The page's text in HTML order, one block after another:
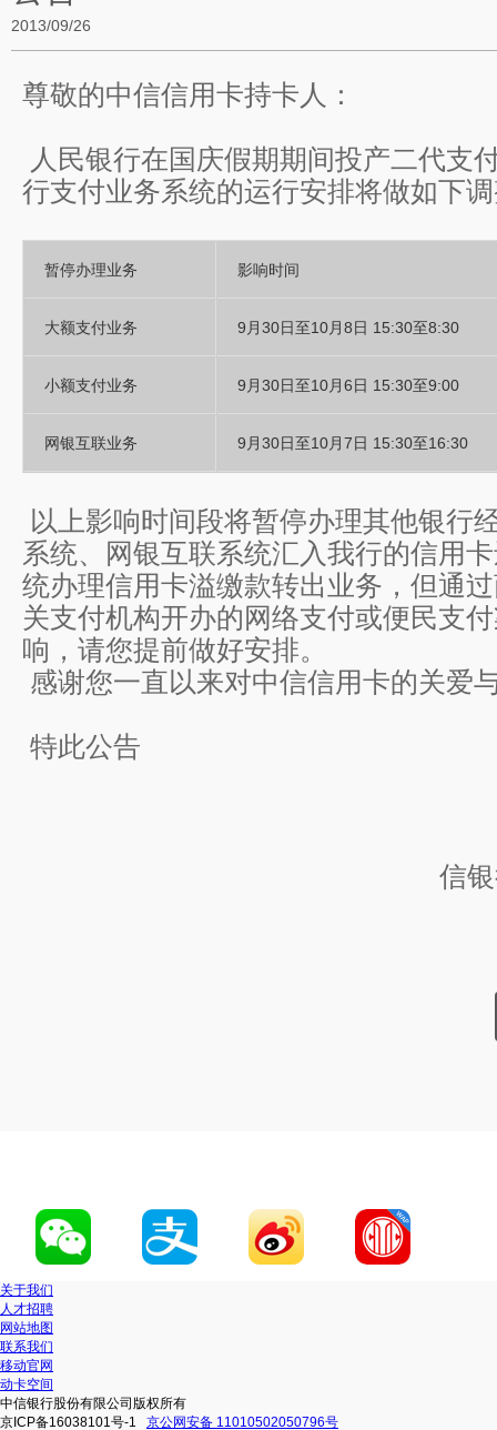
2013/09/26
尊敬的中信信用卡持卡人：
人民银行在国庆假期期间投产二代支
行支付业务系统的运行安排将做如下
暂停办理业务 影响时间
大额支付业务 9月30日至10月8日 15:30至8:30
小额支付业务 9月30日至10月6日 15:30至9:00
网银互联业务 9月30日至10月7日 15:30至16:30
以上影响时间段将暂停办理其他银行
系统、网银互联系统汇入我行的信用
统办理信用卡溢缴款转出业务，但通
关支付机构开办的网络支付或便民支
响，请您提前做好安排。
感谢您一直以来对中信信用卡的关爱
特此公告
信
关于我们
人才招聘
网站地图
联系我们
移动官网
动卡空间
中信银行股份有限公司版权所有
京ICP备16038101号-1
京公网安备 11010502050796号